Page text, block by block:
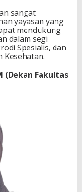
sangat
yayasan yang
mendukung
dalam segi
Spesialis, dan
Kesehatan.
(Dekan Fakultas